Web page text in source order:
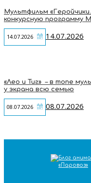
Мультфильм
конкурсную программу
14.07.2026 14.07.2026
«Лео и Тиг» – в топе
у экрана всю семью
08.07.2026 08.07.2026